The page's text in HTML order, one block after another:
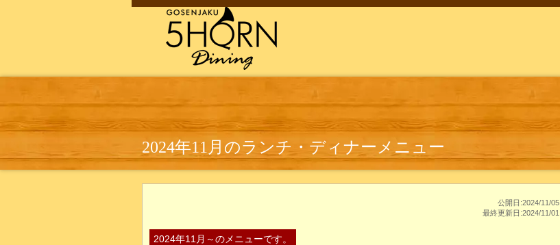
2024年11月のランチ・ディナーメニュー
公開日:2024/11/05
最終更新日:2024/11/01
2024年11月～のメニューです。